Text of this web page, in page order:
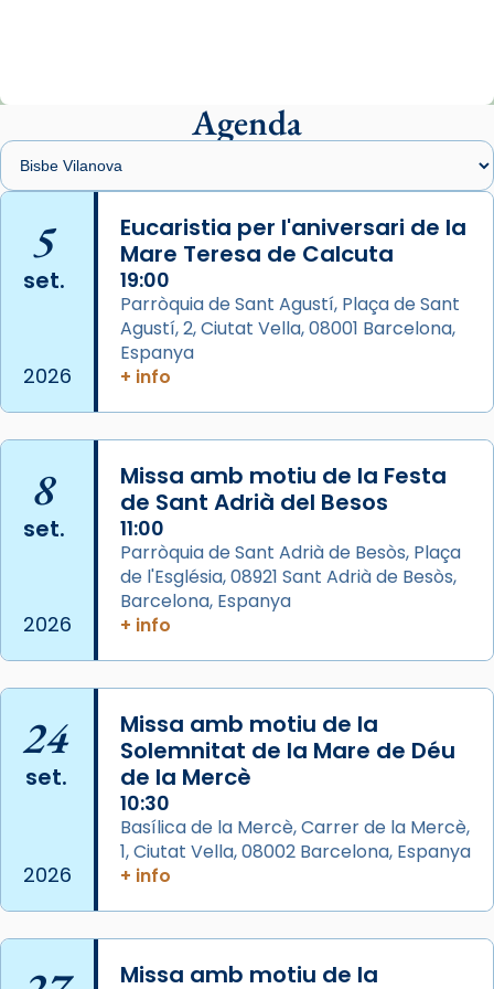
presidit aquest 27 de juliol la missa de Les
Santes de Mataró.
🔗
📸 J. Merino
Photo
View on Facebook ·
Arquebisbat de Barcelona
de Barcelona.
2 weeks ago
comitè organitzador de la visita apostòlica
del Sant Pare Lleó XIV a Barcelona, i als
col·laboradors, a la Catedral de Barcelona.
L’arquebisbe de Barcelona, el cardenal Joan
Josep Omella, ha presidit la missa i l’ha
concelebrat el bisbe auxiliar de Barcelona,
Mons. David Abadías.
📸 Dr. G. Simón
Photo
View on Facebook · Share
Arquebisbat de Barcelona
2 weeks ago
Memòria de les santes Juliana i
Semproniana, verges i màrtirs.
partir de l’Edat Mitjana sorgeix la tradició
Agenda
5
set.
2026
Eucaristia per l'aniversari de la
Mare Teresa de Calcuta
19:00
Parròquia de Sant Agustí, Plaça de Sant
Agustí, 2, Ciutat Vella, 08001 Barcelona,
Espanya
+ info
8
set.
2026
Missa amb motiu de la Festa
de Sant Adrià del Besos
11:00
Parròquia de Sant Adrià de Besòs, Plaça
de l'Església, 08921 Sant Adrià de Besòs,
Barcelona, Espanya
+ info
24
set.
2026
Missa amb motiu de la
Solemnitat de la Mare de Déu
de la Mercè
10:30
Basílica de la Mercè, Carrer de la Mercè,
1, Ciutat Vella, 08002 Barcelona, Espanya
+ info
Missa amb motiu de la